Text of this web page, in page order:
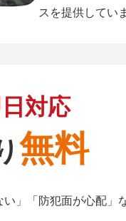
スを提供してい
対応
無料
」「防犯面が心配」